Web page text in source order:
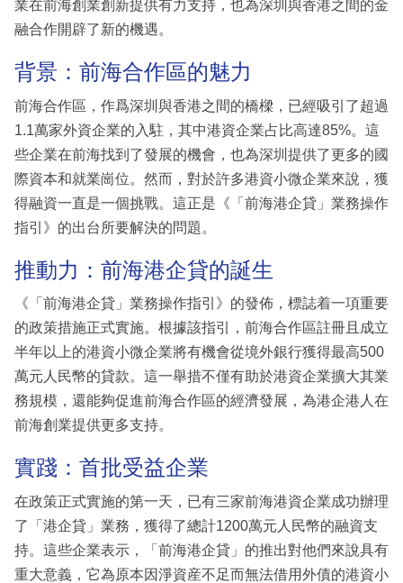
業在前海創業創新提供有力支持，也為深圳與香港之間的金
融合作開辟了新的機遇。
背景：前海合作區的魅力
前海合作區，作爲深圳與香港之間的橋樑，已經吸引了超過
1.1萬家外資企業的入駐，其中港資企業占比高達85%。這
些企業在前海找到了發展的機會，也為深圳提供了更多的國
際資本和就業崗位。然而，對於許多港資小微企業來說，獲
得融資一直是一個挑戰。這正是《「前海港企貸」業務操作
指引》的出台所要解決的問題。
推動力：前海港企貸的誕生
《「前海港企貸」業務操作指引》的發佈，標誌着一項重要
的政策措施正式實施。根據該指引，前海合作區註冊且成立
半年以上的港資小微企業將有機會從境外銀行獲得最高500
萬元人民幣的貸款。這一舉措不僅有助於港資企業擴大其業
務規模，還能夠促進前海合作區的經濟發展，為港企港人在
前海創業提供更多支持。
實踐：首批受益企業
在政策正式實施的第一天，已有三家前海港資企業成功辦理
了「港企貸」業務，獲得了總計1200萬元人民幣的融資支
持。這些企業表示，「前海港企貸」的推出對他們來說具有
重大意義，它為原本因淨資産不足而無法借用外債的港資小